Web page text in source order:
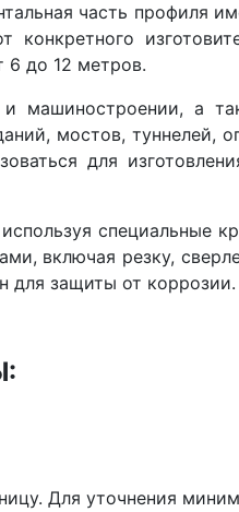
часть профиля
конкретного
6 до 12 метров.
машиностроении, а
мостов,
для
специальные
включая резку,
для защиты от коррозии.
Для уточнения